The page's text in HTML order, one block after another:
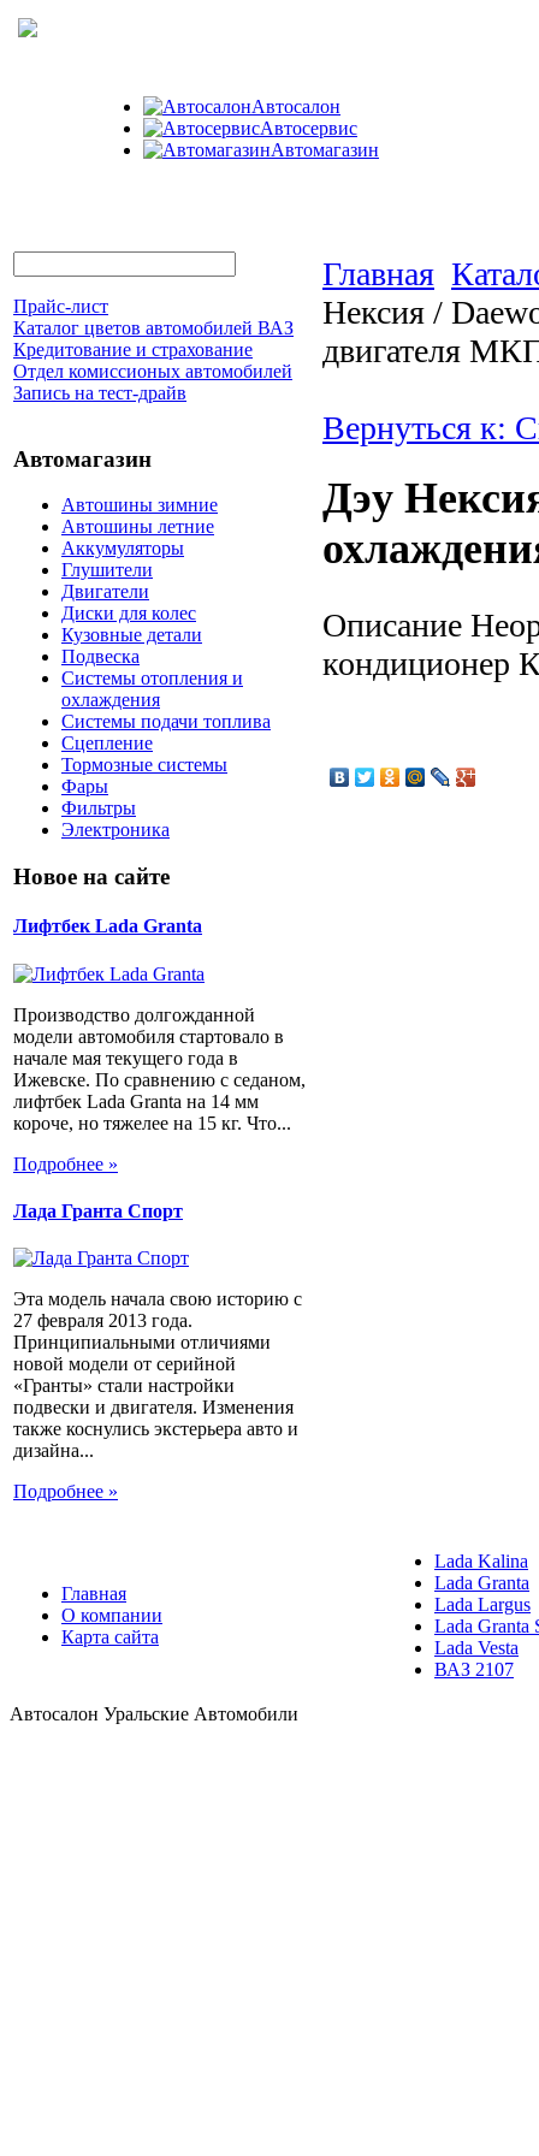
Автосалон
Автосервис
Автомагазин
Прайс-лист
Каталог цветов автомобилей ВАЗ
Кредитование и страхование
Отдел комиссионых автомобилей
Запись на тест-драйв
Автомагазин
Автошины зимние
Автошины летние
Аккумуляторы
Глушители
Двигатели
Диски для колес
Кузовные детали
Подвеска
Системы отопления и
охлаждения
Системы подачи топлива
Сцепление
Тормозные системы
Фары
Фильтры
Электроника
Новое на сайте
Лифтбек Lada Granta
Производство долгожданной
модели автомобиля стартовало в
начале мая текущего года в
Ижевске. По сравнению с седаном,
лифтбек Lada Granta на 14 мм
короче, но тяжелее на 15 кг. Что...
Подробнее »
Лада Гранта Спорт
Эта модель начала свою историю с
27 февраля 2013 года.
Принципиальными отличиями
новой модели от серийной
«Гранты» стали настройки
подвески и двигателя. Изменения
также коснулись экстерьера авто и
дизайна...
Подробнее »
Главная
Нексия /
двигателя
Вернуться к:
Дэу
Описание
кондиционер
Главная
О компании
Карта сайта
Lada Kalina
Lada Granta
Lada Largus
Lada Granta
Lada Vesta
ВАЗ 2107
Автосалон Уральские Автомобили